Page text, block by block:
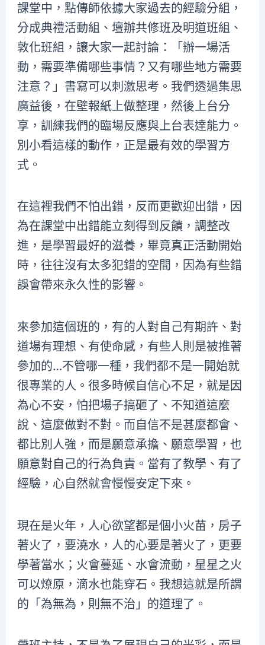
課堂中，點傳師依據大家過去的經驗分組，
分成典禮活動組、壇辦共修班及明道班組、
敦化班組，讓大家一起討論：「辦一場活
動，需要準備哪些事情？又有哪些地方需要
注意？」書寫可以刺激思考。我們透過集思
廣益後，在壁報紙上做整理，然後上台分
享，訓練我們的臨場反應與上台表達能力。
別小看這樣的動作，正是最有效的學習方
式。
在這裡我們不怕出錯，反而更歡迎出錯，因
為在課堂中出錯能立刻得到反饋，調整改
進，是學習最好的滋養，畢竟真正活動開始
時，往往沒有太多犯錯的空間，因為有些錯
誤會帶來永久性的影響。
來參加這個班的，有的人對自己有期許、對
道場有理想、有使命感，有些人則是被推著
參加的…不管哪一種，我們都不是一開始就
很專業的人。很多時候自信心不足，就是因
為心不安，怕把場子搞砸了、不知道這麼
說、這麼做對不對。而自信不是甚麼都會、
都比別人強，而是願意承擔、願意學習，也
願意對自己的行為負責。當有了教學、有了
經驗，心自然就會慢慢安定下來。
現在是火年，人心欲望都是個小火苗，房子
著火了，要澆水，人的心要是著火了，更要
學著當水；火會蔓延、水會流動，星星之火
可以燎原，滴水也能穿石。我想這就是所謂
的「為無為，則無不治」的道理了。